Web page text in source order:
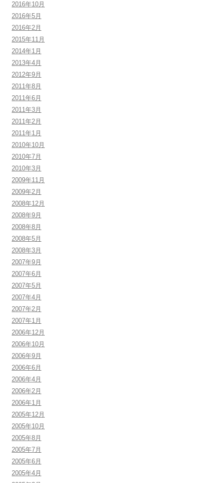
2016年10月
2016年5月
2016年2月
2015年11月
2014年1月
2013年4月
2012年9月
2011年8月
2011年6月
2011年3月
2011年2月
2011年1月
2010年10月
2010年7月
2010年3月
2009年11月
2009年2月
2008年12月
2008年9月
2008年8月
2008年5月
2008年3月
2007年9月
2007年6月
2007年5月
2007年4月
2007年2月
2007年1月
2006年12月
2006年10月
2006年9月
2006年6月
2006年4月
2006年2月
2006年1月
2005年12月
2005年10月
2005年8月
2005年7月
2005年6月
2005年4月